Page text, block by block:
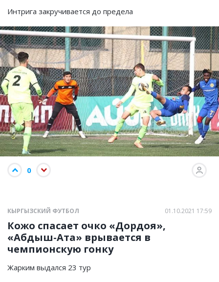
Интрига закручивается до предела
0
КЫРГЫЗСКИЙ ФУТБОЛ 01.10.2021 17:59
Кожо спасает очко «Дордоя»,
«Абдыш-Ата» врывается в
чемпионскую гонку
Жарким выдался 23 тур